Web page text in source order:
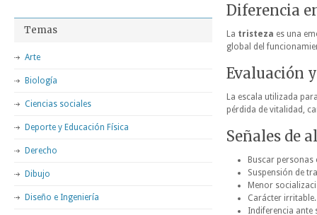
Diferencia
La tristeza es una
global del
Evaluación
La escala utilizada
pérdida de vitalidad,
Señales de
Buscar
Suspensión de
Menor
Carácter irritable.
Indiferencia ante
Temas
Arte
Biología
Ciencias sociales
Deporte y Educación Física
Derecho
Dibujo
Diseño e Ingeniería